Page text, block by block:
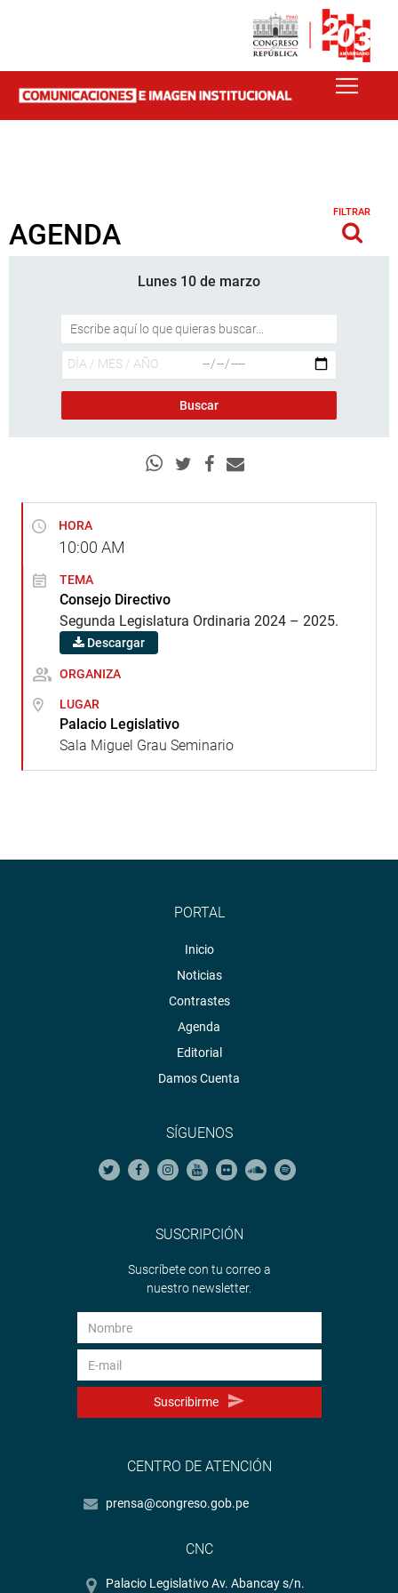
AGENDA
FILTRAR
Lunes 10 de marzo
HORA
10:00 AM
TEMA
Consejo Directivo
Segunda Legislatura Ordinaria 2024 – 2025.
Descargar
ORGANIZA
LUGAR
Palacio Legislativo
Sala Miguel Grau Seminario
PORTAL
Inicio
Noticias
Contrastes
Agenda
Editorial
Damos Cuenta
SÍGUENOS
SUSCRIPCIÓN
Suscríbete con tu correo a
nuestro newsletter.
Suscribirme
CENTRO DE ATENCIÓN
prensa@congreso.gob.pe
CNC
Palacio Legislativo Av. Abancay s/n.